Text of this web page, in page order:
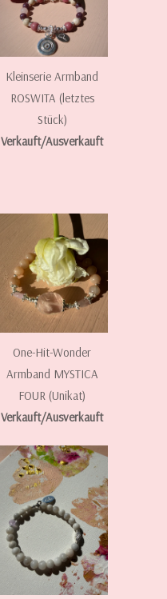
Kleinserie Armband
ROSWITA (letztes
Stück)
Verkauft/Ausverkauft
One-Hit-Wonder
Armband MYSTICA
FOUR (Unikat)
Verkauft/Ausverkauft